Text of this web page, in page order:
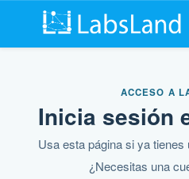
ACCESO A
Inicia sesión
Usa esta página si ya
¿Necesitas una